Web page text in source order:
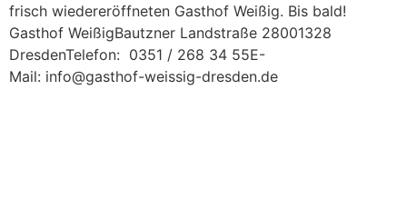
frisch wiedereröffneten Gasthof Weißig. Bis bald!
Gasthof WeißigBautzner Landstraße 28001328
DresdenTelefon: 0351 / 268 34 55E-
Mail: info@gasthof-weissig-dresden.de